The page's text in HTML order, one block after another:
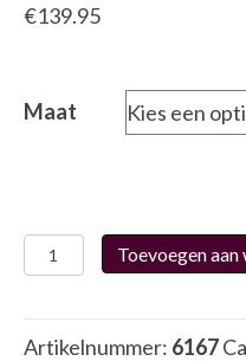
€139.95
Maat
Waldläufer
785502
aantal
Toevoegen
Artikelnummer: 6167